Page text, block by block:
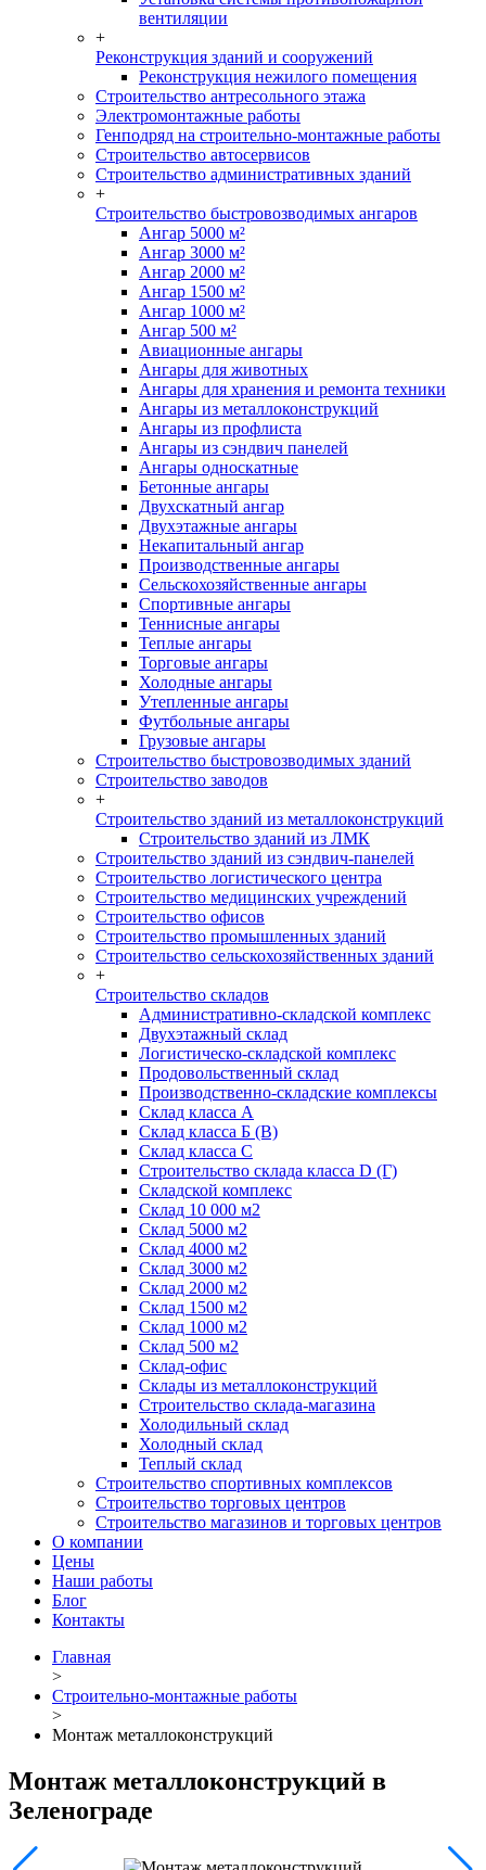
вентиляции
+
Реконструкция зданий и сооружений
Реконструкция нежилого помещения
Строительство антресольного этажа
Электромонтажные работы
Генподряд на строительно-монтажные работы
Строительство автосервисов
Строительство административных зданий
+
Строительство быстровозводимых ангаров
Ангар 5000 м²
Ангар 3000 м²
Ангар 2000 м²
Ангар 1500 м²
Ангар 1000 м²
Ангар 500 м²
Авиационные ангары
Ангары для животных
Ангары для хранения и ремонта техники
Ангары из металлоконструкций
Ангары из профлиста
Ангары из сэндвич панелей
Ангары односкатные
Бетонные ангары
Двухскатный ангар
Двухэтажные ангары
Некапитальный ангар
Производственные ангары
Сельскохозяйственные ангары
Спортивные ангары
Теннисные ангары
Теплые ангары
Торговые ангары
Холодные ангары
Утепленные ангары
Футбольные ангары
Грузовые ангары
Строительство быстровозводимых зданий
Строительство заводов
+
Строительство зданий из металлоконструкций
Строительство зданий из ЛМК
Строительство зданий из сэндвич-панелей
Строительство логистического центра
Строительство медицинских учреждений
Строительство офисов
Строительство промышленных зданий
Строительство сельскохозяйственных зданий
+
Строительство складов
Административно-складской комплекс
Двухэтажный склад
Логистическо-складской комплекс
Продовольственный склад
Производственно-складские комплексы
Склад класса А
Склад класса Б (B)
Склад класса С
Строительство склада класса D (Г)
Складской комплекс
Склад 10 000 м2
Склад 5000 м2
Склад 4000 м2
Склад 3000 м2
Склад 2000 м2
Склад 1500 м2
Склад 1000 м2
Склад 500 м2
Склад-офис
Склады из металлоконструкций
Строительство склада-магазина
Холодильный склад
Холодный склад
Теплый склад
Строительство спортивных комплексов
Строительство торговых центров
Строительство магазинов и торговых центров
О компании
Цены
Наши работы
Блог
Контакты
Главная
>
Строительно-монтажные работы
>
Монтаж металлоконструкций
Монтаж металлоконструкций в
Зеленограде